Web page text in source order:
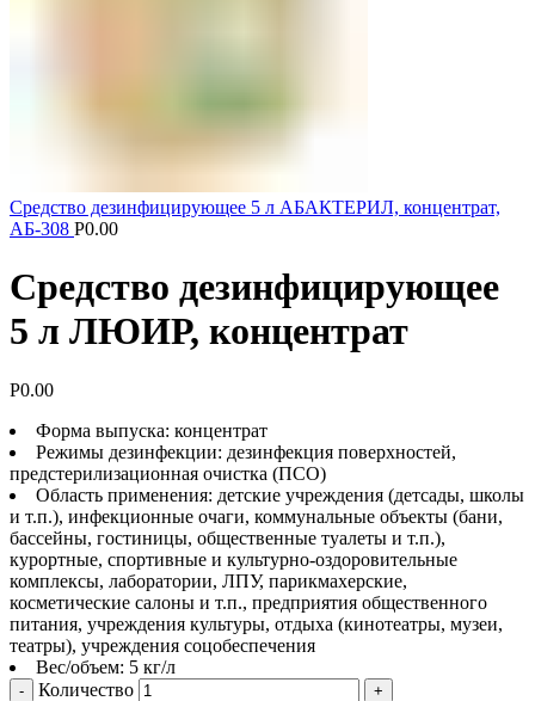
Средство дезинфицирующее 5 л АБАКТЕРИЛ, концентрат,
АБ-308 Р0.00
Средство дезинфицирующее
5 л ЛЮИР, концентрат
Р0.00
Форма выпуска: концентрат
Режимы дезинфекции: дезинфекция поверхностей,
предстерилизационная очистка (ПСО)
Область применения: детские учреждения (детсады, школы
и т.п.), инфекционные очаги, коммунальные объекты (бани,
бассейны, гостиницы, общественные туалеты и т.п.),
курортные, спортивные и культурно-оздоровительные
комплексы, лаборатории, ЛПУ, парикмахерские,
косметические салоны и т.п., предприятия общественного
питания, учреждения культуры, отдыха (кинотеатры, музеи,
театры), учреждения соцобеспечения
Вес/объем: 5 кг/л
Количество